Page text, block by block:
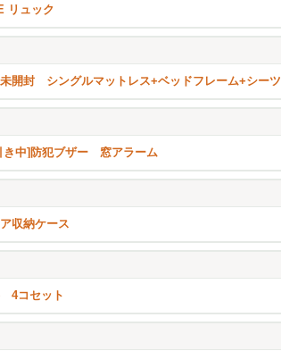
リュック
開封 シングルマットレス+ベッドフレーム+シーツ
き中]防犯ブザー 窓アラーム
収納ケース
4コセット